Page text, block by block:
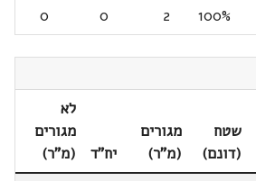
100%
2
0
0
שטח
(דונם)
מגורים
(מ"ר)
יח"ד
לא
מגורים
(מ"ר)